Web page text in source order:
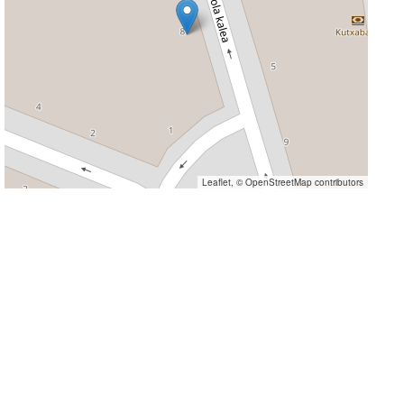
Leaflet, © OpenStreetMapcontributors